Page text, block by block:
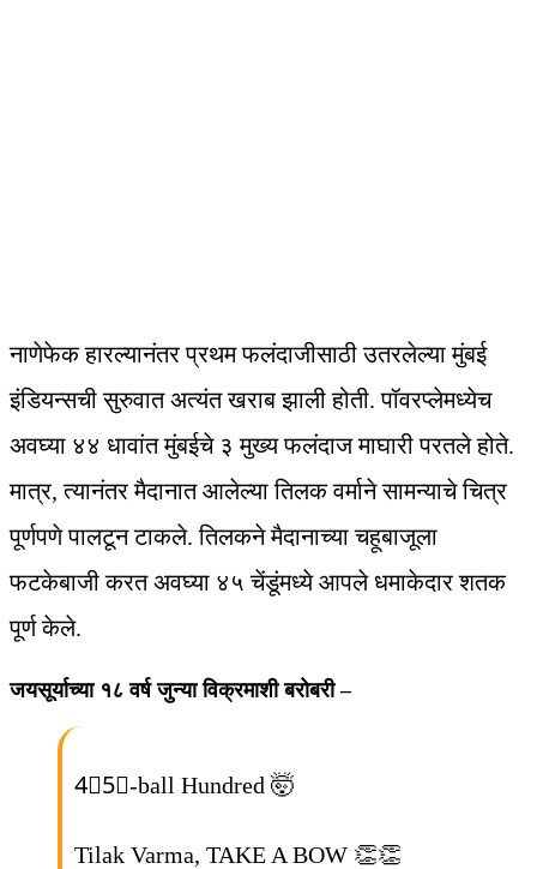
नाणेफेक हारल्यानंतर प्रथम फलंदाजीसाठी उतरलेल्या मुंबई
इंडियन्सची सुरुवात अत्यंत खराब झाली होती. पॉवरप्लेमध्येच
अवघ्या ४४ धावांत मुंबईचे ३ मुख्य फलंदाज माघारी परतले होते.
मात्र, त्यानंतर मैदानात आलेल्या तिलक वर्माने सामन्याचे चित्र
पूर्णपणे पालटून टाकले. तिलकने मैदानाच्या चहूबाजूला
फटकेबाजी करत अवघ्या ४५ चेंडूंमध्ये आपले धमाकेदार शतक
पूर्ण केले.
जयसूर्याच्या १८ वर्ष जुन्या विक्रमाशी बरोबरी –
4⃣5⃣-ball Hundred 🤯
Tilak Varma, TAKE A BOW 👏👏